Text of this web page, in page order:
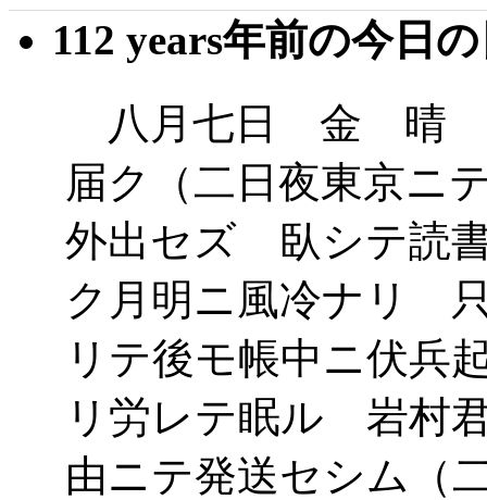
112 years年前の今日
八月七日 金 晴
届ク（二日夜東京ニ
外出セズ 臥シテ読
ク月明ニ風冷ナリ
リテ後モ帳中ニ伏
リ労レテ眠ル 岩村
由ニテ発送セシム（